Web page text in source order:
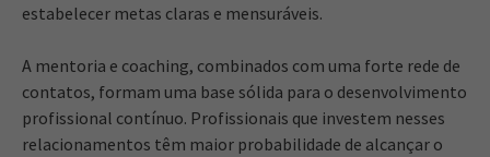
estabelecer metas claras e mensuráveis.
A mentoria e coaching, combinados com uma forte rede de
contatos, formam uma base sólida para o desenvolvimento
profissional contínuo. Profissionais que investem nesses
relacionamentos têm maior probabilidade de alcançar o